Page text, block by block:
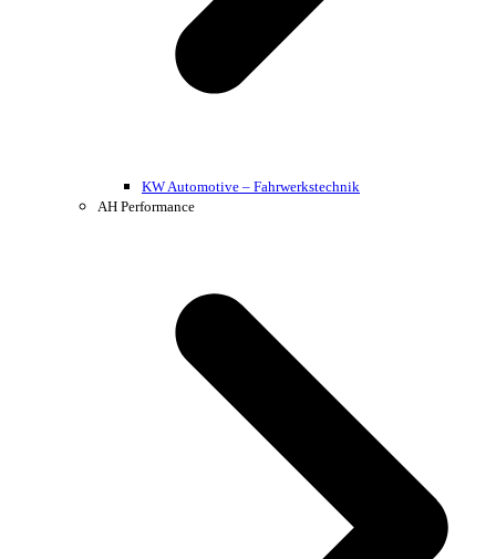
KW Automotive – Fahrwerkstechnik
AH Performance